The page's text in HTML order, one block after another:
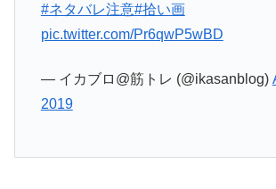
#ネタバレ注意#拾い画
pic.twitter.com/Pr6qwP5wBD
— イカブロ@筋トレ (@ikasanblog)
2019